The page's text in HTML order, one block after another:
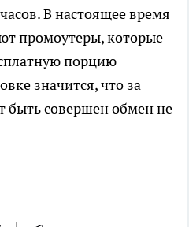
В настоящее время
промоутеры, которые
порцию
значится, что за
быть совершен обмен не